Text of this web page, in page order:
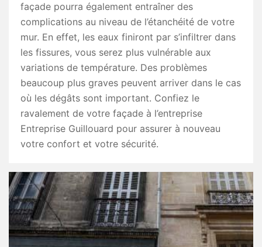
façade pourra également entraîner des
complications au niveau de l’étanchéité de votre
mur. En effet, les eaux finiront par s’infiltrer dans
les fissures, vous serez plus vulnérable aux
variations de température. Des problèmes
beaucoup plus graves peuvent arriver dans le cas
où les dégâts sont important. Confiez le
ravalement de votre façade à l’entreprise
Entreprise Guillouard pour assurer à nouveau
votre confort et votre sécurité.